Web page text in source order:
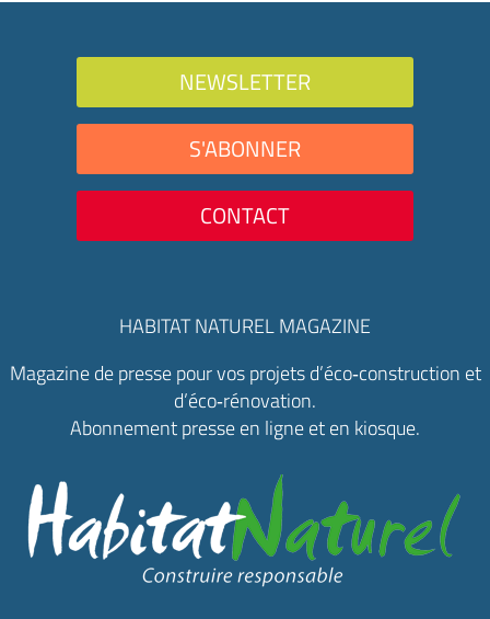
NEWSLETTER
S'ABONNER
CONTACT
HABITAT NATUREL MAGAZINE
Magazine de presse pour vos projets d’éco‑construction et
d’éco‑rénovation.
Abonnement presse en ligne et en kiosque.